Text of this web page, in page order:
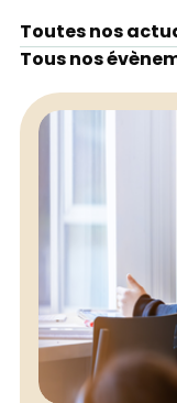
Toutes nos
Tous nos